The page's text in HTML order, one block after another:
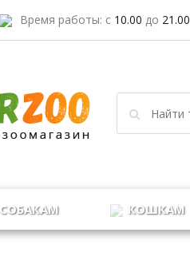
Время работы: с 10.00 до 21.00
СОБАКАМ КОШКАМ